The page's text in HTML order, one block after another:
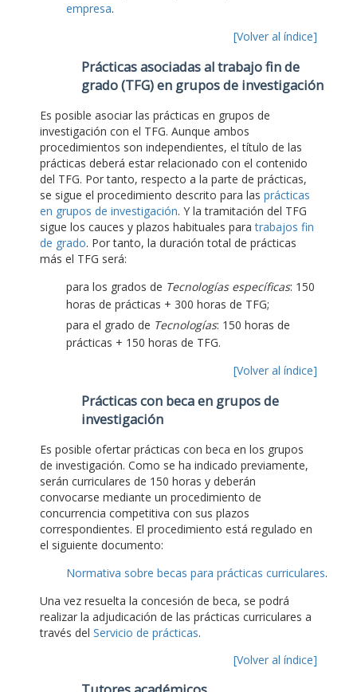
empresa.
[Volver al índice]
Prácticas asociadas al trabajo fin de
grado (TFG) en grupos de investigación
Es posible asociar las prácticas en grupos de
investigación con el TFG. Aunque ambos
procedimientos son independientes, el título de las
prácticas deberá estar relacionado con el contenido
del TFG. Por tanto, respecto a la parte de prácticas,
se sigue el procedimiento descrito para las prácticas
en grupos de investigación. Y la tramitación del TFG
sigue los cauces y plazos habituales paratrabajos fin
de grado. Por tanto, la duración total de prácticas
más el TFG será:
para los grados de Tecnologías específicas: 150
horas de prácticas + 300 horas de TFG;
para el grado de Tecnologías: 150 horas de
prácticas + 150 horas de TFG.
[Volver al índice]
Prácticas con beca en grupos de
investigación
Es posible ofertar prácticas con beca en los grupos
de investigación. Como se ha indicado previamente,
serán curriculares de 150 horas y deberán
convocarse mediante un procedimiento de
concurrencia competitiva con sus plazos
correspondientes. El procedimiento está regulado en
el siguiente documento:
Normativa sobre becas para prácticas curriculares.
Una vez resuelta la concesión de beca, se podrá
realizar la adjudicación de las prácticas curriculares a
través del Servicio de prácticas.
[Volver al índice]